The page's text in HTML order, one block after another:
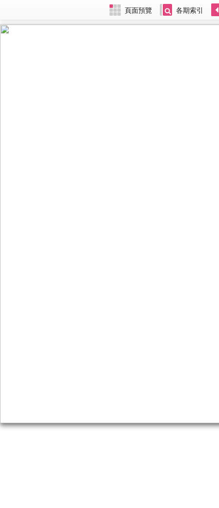
頁面預覽 各期索引